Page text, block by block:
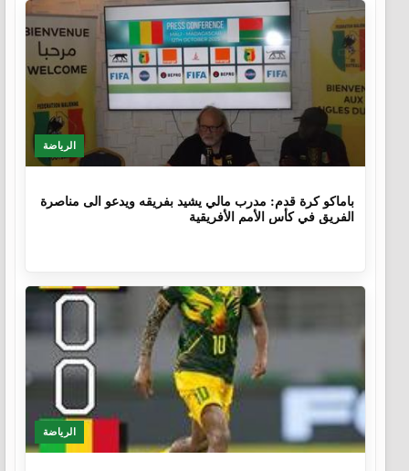
الرياضة
باماكو كرة قدم: مدرب مالي يشيد بفريقه ويدعو الى مناصرة
الفريق في كأس الأمم الأفريقية
الرياضة